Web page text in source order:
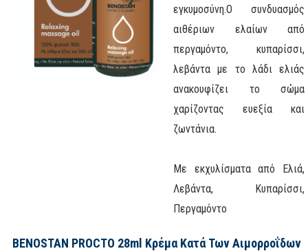
εγκυμοσύνη.Ο συνδυασμός
αιθέριων ελαίων από
περγαμόντο, κυπαρίσσι,
λεβάντα με το λάδι ελιάς
ανακουφίζει το σώμα
χαρίζοντας ευεξία και
ζωντάνια.
Με εκχυλίσματα από Ελιά,
Λεβάντα, Κυπαρίσσι,
Περγαμόντο
BENOSTAN PROCTO 28ml Κρέμα Κατά Των Αιμορροΐδων